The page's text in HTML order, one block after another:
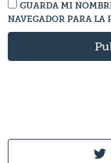
GUARDA MI
NAVEGADOR PARA LA